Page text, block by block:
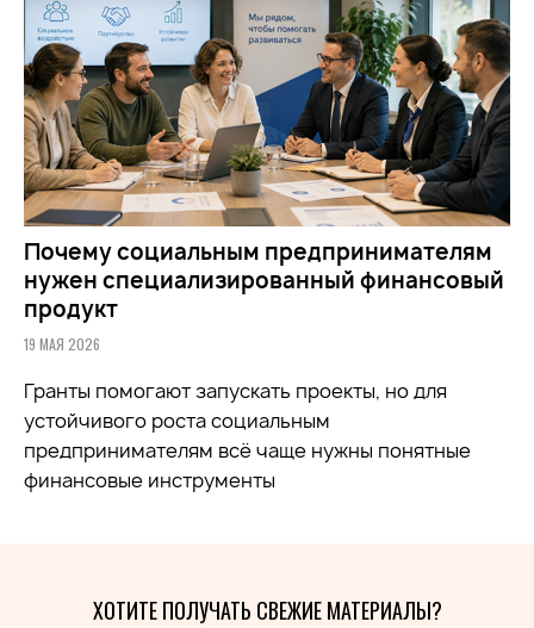
Почему социальным предпринимателям
нужен специализированный финансовый
продукт
19 МАЯ 2026
Гранты помогают запускать проекты, но для
устойчивого роста социальным
предпринимателям всё чаще нужны понятные
финансовые инструменты
ХОТИТЕ ПОЛУЧАТЬ СВЕЖИЕ МАТЕРИАЛЫ?